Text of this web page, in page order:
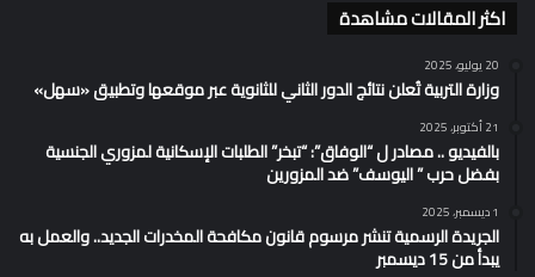
اكثر المقالات مشاهدة
20 يوليو، 2025
وزارة التربية تُعلن نتائج الدور الثاني للثانوية عبر موقعها وتطبيق «سهل»
21 أكتوبر، 2025
بالفيديو .. مصادر ل “الوفاق”: “تبخر” الطلبات الإسكانية لمزوري الجنسية
بفضل حرب ” اليوسف” ضد المزورين
1 ديسمبر، 2025
الجريدة الرسمية تنشر مرسوم قانون مكافحة المخدرات الجديد.. والعمل به
يبدأ من 15 ديسمبر